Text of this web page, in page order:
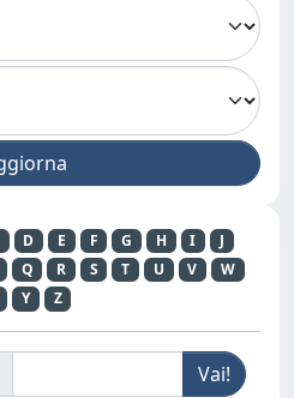
D E F G H I
J
Q R S T U V
W
Y Z